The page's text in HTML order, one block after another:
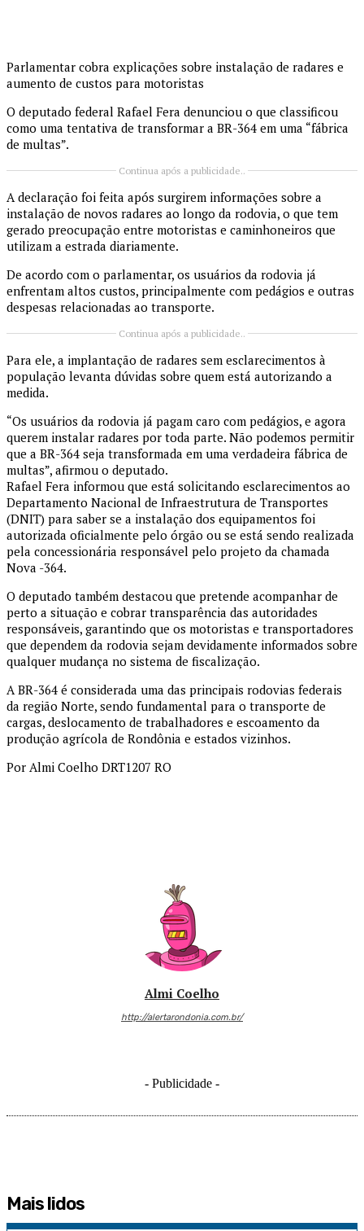
Parlamentar cobra explicações sobre instalação de radares e
aumento de custos para motoristas
O deputado federal Rafael Fera denunciou o que classificou
como uma tentativa de transformar a BR-364 em uma “fábrica
de multas”.
Continua após a publicidade..
A declaração foi feita após surgirem informações sobre a
instalação de novos radares ao longo da rodovia, o que tem
gerado preocupação entre motoristas e caminhoneiros que
utilizam a estrada diariamente.
De acordo com o parlamentar, os usuários da rodovia já
enfrentam altos custos, principalmente com pedágios e outras
despesas relacionadas ao transporte.
Continua após a publicidade..
Para ele, a implantação de radares sem esclarecimentos à
população levanta dúvidas sobre quem está autorizando a
medida.
“Os usuários da rodovia já pagam caro com pedágios, e agora
querem instalar radares por toda parte. Não podemos permitir
que a BR-364 seja transformada em uma verdadeira fábrica de
multas”, afirmou o deputado.
Rafael Fera informou que está solicitando esclarecimentos ao
Departamento Nacional de Infraestrutura de Transportes
(DNIT) para saber se a instalação dos equipamentos foi
autorizada oficialmente pelo órgão ou se está sendo realizada
pela concessionária responsável pelo projeto da chamada
Nova -364.
O deputado também destacou que pretende acompanhar de
perto a situação e cobrar transparência das autoridades
responsáveis, garantindo que os motoristas e transportadores
que dependem da rodovia sejam devidamente informados sobre
qualquer mudança no sistema de fiscalização.
A BR-364 é considerada uma das principais rodovias federais
da região Norte, sendo fundamental para o transporte de
cargas, deslocamento de trabalhadores e escoamento da
produção agrícola de Rondônia e estados vizinhos.
Por Almi Coelho DRT1207 RO
Almi Coelho
http://alertarondonia.com.br/
- Publicidade -
Mais lidos